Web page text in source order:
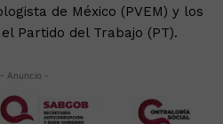
de México (PVEM) y los
Partido del Trabajo (PT).
- Anuncio -